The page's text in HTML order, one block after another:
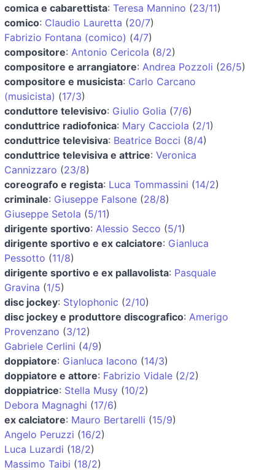
comica e cabarettista: Teresa Mannino (23/11)
comico: Claudio Lauretta (20/7)
Fabrizio Fontana (comico) (4/7)
compositore: Antonio Cericola (8/2)
compositore e arrangiatore: Andrea Pozzoli (26/5)
compositore e musicista: Carlo Carcano
(musicista) (17/3)
conduttore televisivo: Giulio Golia (7/6)
conduttrice radiofonica: Mary Cacciola (2/1)
conduttrice televisiva: Beatrice Bocci (8/4)
conduttrice televisiva e attrice: Veronica
Cannizzaro (23/8)
coreografo e regista: Luca Tommassini (14/2)
criminale: Giuseppe Falsone (28/8)
Giuseppe Setola (5/11)
dirigente sportivo: Alessio Secco (5/1)
dirigente sportivo e ex calciatore: Gianluca
Pessotto (11/8)
dirigente sportivo e ex pallavolista: Pasquale
Gravina (1/5)
disc jockey: Stylophonic (2/10)
disc jockey e produttore discografico: Amerigo
Provenzano (3/12)
Gabriele Cerlini (4/9)
doppiatore: Gianluca Iacono (14/3)
doppiatore e attore: Fabrizio Vidale (2/2)
doppiatrice: Stella Musy (10/2)
Debora Magnaghi (17/6)
ex calciatore: Mauro Bertarelli (15/9)
Angelo Peruzzi (16/2)
Luca Luzardi (18/2)
Massimo Taibi (18/2)